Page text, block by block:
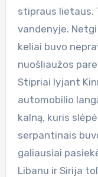
stipraus lietaus.
vandenyje.
keliai buvo
nuošliaužos
Stipriai lyjant
automobilio
kalną, kuris
serpantinais
galiausiai
Libanu ir Sirija